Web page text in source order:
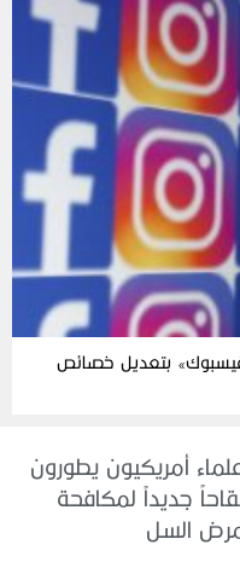
بتعديل خصائص
أمريكيون يطورون
جديداً لمكافحة
السل